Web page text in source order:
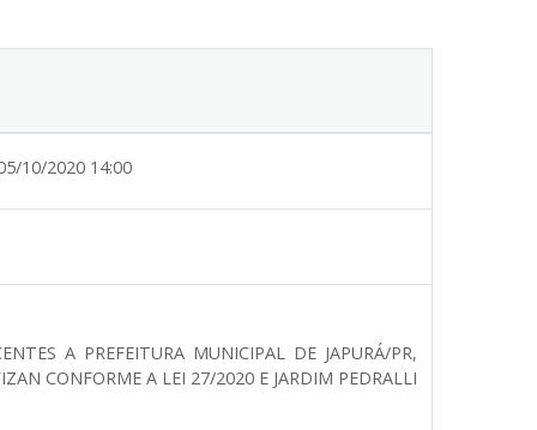
10/2020 14:00
A PREFEITURA MUNICIPAL DE JAPURÁ/PR,
CONFORME A LEI 27/2020 E JARDIM PEDRALLI